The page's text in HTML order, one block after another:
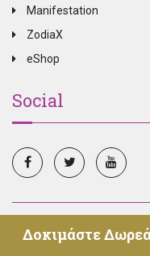
Manifestation
ZodiaX
eShop
Social
© Copyright 2025,
Δοκιμάστε